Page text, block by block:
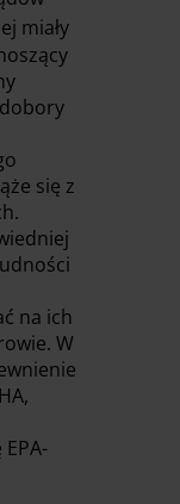
miały
się z
na ich
W